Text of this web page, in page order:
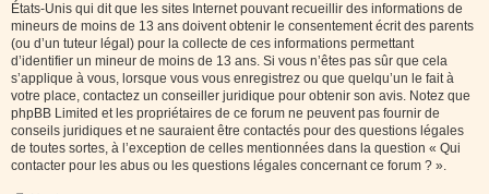
États-Unis qui dit que les sites Internet pouvant recueillir des informations de
mineurs de moins de 13 ans doivent obtenir le consentement écrit des parents
(ou d’un tuteur légal) pour la collecte de ces informations permettant
d’identifier un mineur de moins de 13 ans. Si vous n’êtes pas sûr que cela
s’applique à vous, lorsque vous vous enregistrez ou que quelqu’un le fait à
votre place, contactez un conseiller juridique pour obtenir son avis. Notez que
phpBB Limited et les propriétaires de ce forum ne peuvent pas fournir de
conseils juridiques et ne sauraient être contactés pour des questions légales
de toutes sortes, à l’exception de celles mentionnées dans la question « Qui
contacter pour les abus ou les questions légales concernant ce forum ? ».